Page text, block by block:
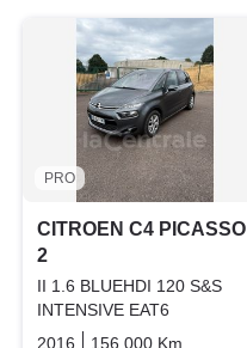
PRO
CITROEN C4 PICASSO
2
II 1.6 BLUEHDI 120 S&S
INTENSIVE EAT6
2016
156 000 Km